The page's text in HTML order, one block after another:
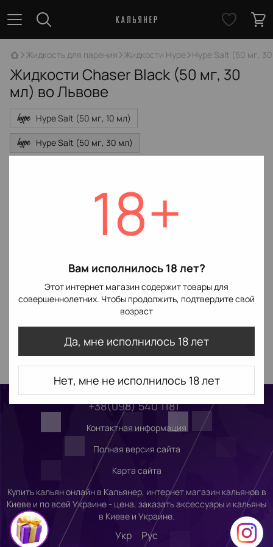
18+
Вам исполнилось 18 лет?
Этот интернет магазин содержит товары для
совершеннолетних. Чтобы продолжить, подтвердите свой
возраст
Да, мне исполнилось 18 лет
Нет, мне не исполнилось 18 лет
Жидкость для парения Жидкости Hype Hype Salt (50 мг,
Жидкости Chaser Black (50 мг, 30
мл) во Львове
Hype Salt (50 мг, 10 мл)
Hype Salt (50 мг, 30 мл)
+38(098) 540 1181
Контактная информация
Полная версия сайта
Карта сайта
Купить кальян онлайн в Кальянер, интернет магазин кальянов в
Киеве и по всей Украине - цена, заказать аксессуары и кальяны
в Киеве и Украине.
Укр Рус